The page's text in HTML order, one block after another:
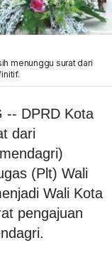
menunggu surat dari
-- DPRD Kota
dari
(Plt) Wali
Wali Kota
pengajuan